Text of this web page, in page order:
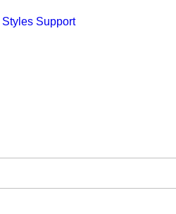
Styles Support